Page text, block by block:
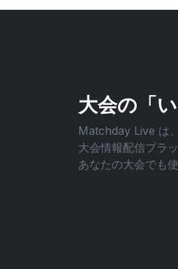
大会の「
Matchday Live は、
大会情報配信プラ
あなたの大会でも